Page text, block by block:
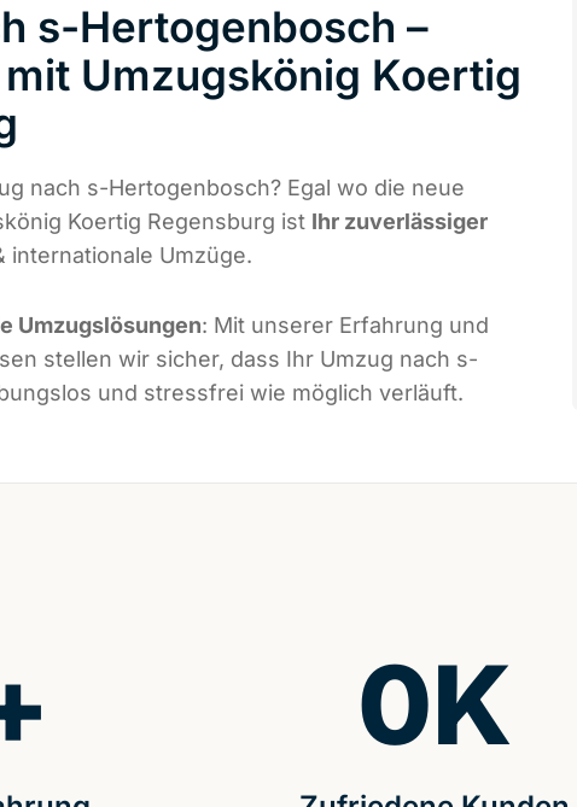
s-Hertogenbosch –
Umzugskönig Koertig
nach s-Hertogenbosch? Egal wo die neue
Koertig Regensburg ist Ihr zuverlässiger
internationale Umzüge.
Umzugslösungen: Mit unserer Erfahrung und
stellen wir sicher, dass Ihr Umzug nach s-
und stressfrei wie möglich verläuft.
0K